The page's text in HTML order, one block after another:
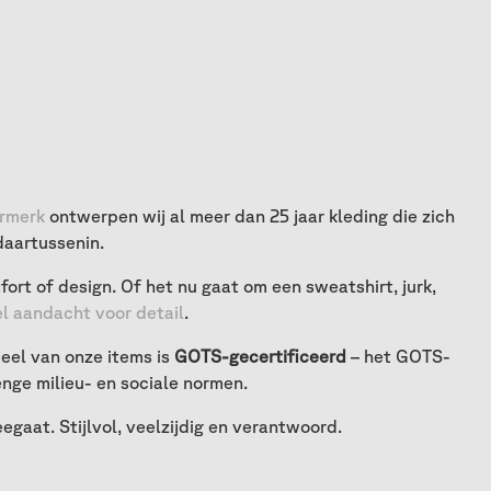
ontwerpen wij al meer dan 25 jaar kleding die zich
of design. Of het nu gaat om een sweatshirt, jurk,
aandacht voor detail.
van onze items is GOTS-gecertificeerd – het GOTS-
milieu- en sociale normen.
Stijlvol, veelzijdig en verantwoord.